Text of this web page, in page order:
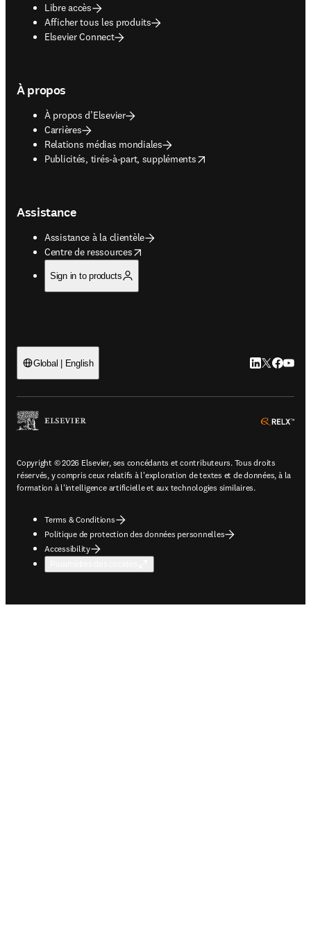
Libre accès
Afficher tous les produits
Elsevier Connect
À propos
À propos d’Elsevier
Carrières
Relations médias mondiales
Publicités, tirés-à-part, suppléments
opens in new tab/window
Assistance
Assistance à la clientèle
Centre de ressources
opens in new tab/window
Sign in to products
Global | English LinkedIn
Twitter
Copyright © 2026 Elsevier, ses concédants et contributeurs. Tous droits
réservés, y compris ceux relatifs à l'exploration de textes et de données, à la
formation à l'intelligence artificielle et aux technologies similaires.
Terms & Conditions
Politique de protection des données personnelles
Accessibility